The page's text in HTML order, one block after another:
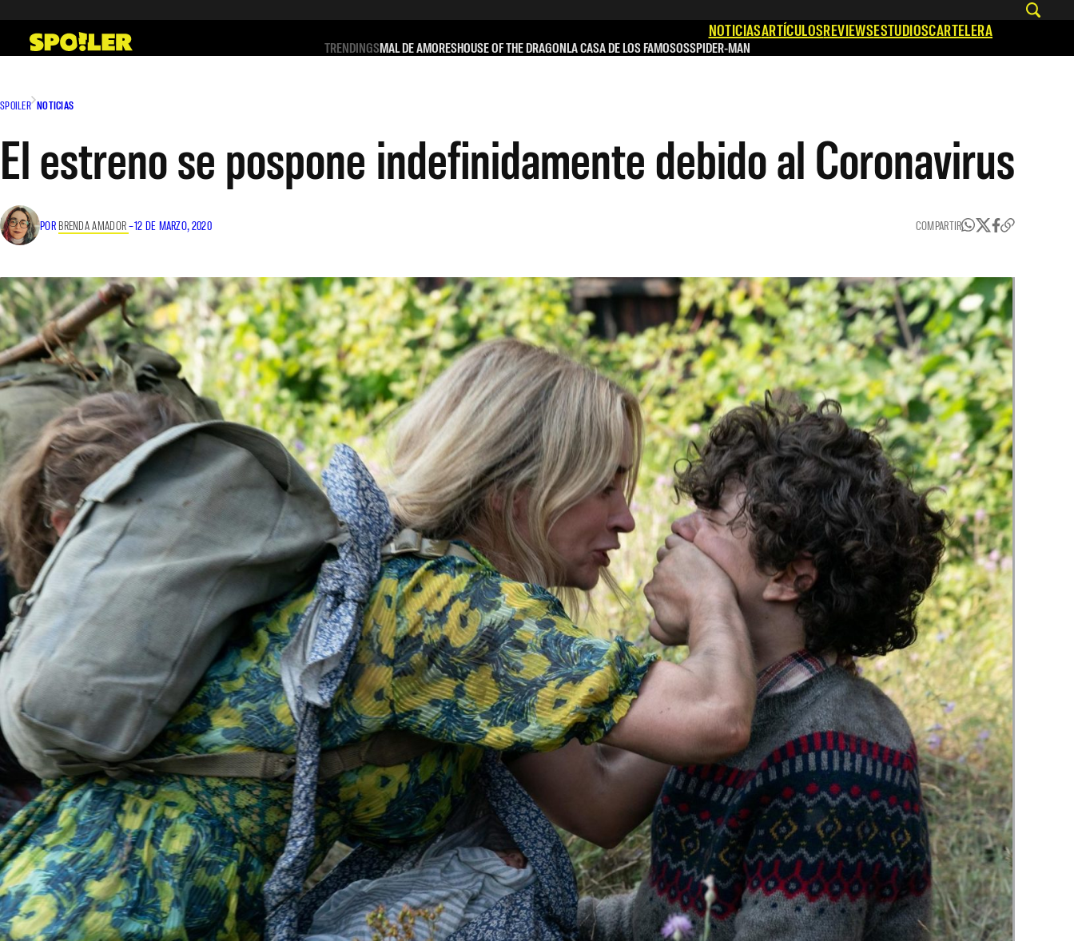
contenido
NOTICIASARTÍCULOSREVIEWSESTUDIOSCARTELERA
TRENDINGSMAL DE AMORESHOUSE OF THE DRAGONLA CASA DE LOS FAMOSOSSPIDER-MAN
SPOILER NOTICIAS
El estreno se pospone indefinidamente debido al Coronavirus
POR BRENDA AMADOR–12 DE MARZO, 2020 COMPARTIR